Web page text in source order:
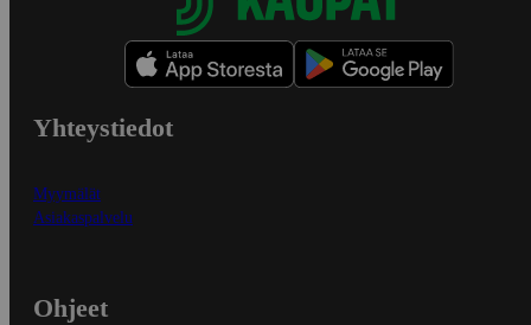
Yhteystiedot
Myymälät
Asiakaspalvelu
Ohjeet